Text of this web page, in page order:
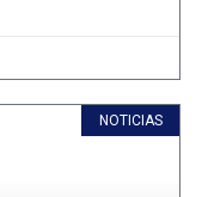
NOTICIAS